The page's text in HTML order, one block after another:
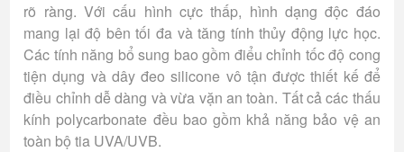
rõ ràng. Với cấu hình cực thấp, hình dạng độc đáo
mang lại độ bên tối đa và tăng tính thủy động lực học.
Các tính năng bổ sung bao gồm điểu chỉnh tốc độ cong
tiện dụng và dây đeo silicone vô tận được thiết kế để
điều chỉnh dễ dàng và vừa vặn an toàn. Tất cả các thấu
kính polycarbonate đều bao gồm khả năng bảo vệ an
toàn bộ tia UVA/UVB.